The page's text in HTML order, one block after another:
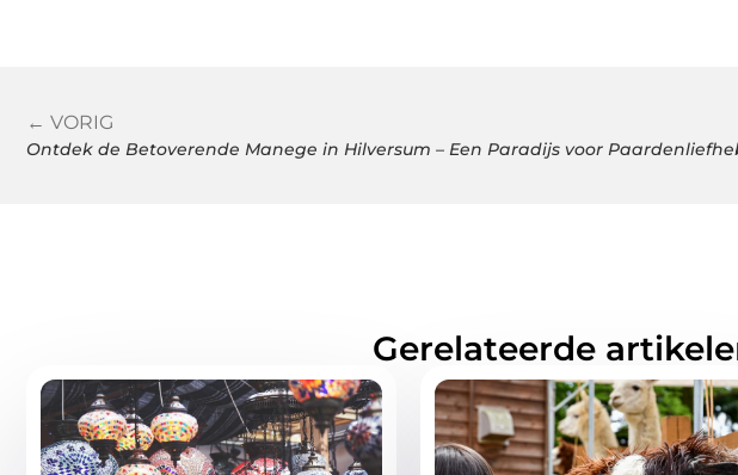
← VORIG
Ontdek de Betoverende Manege in Hilversum – Een Paradijs voor
Gerelateerde